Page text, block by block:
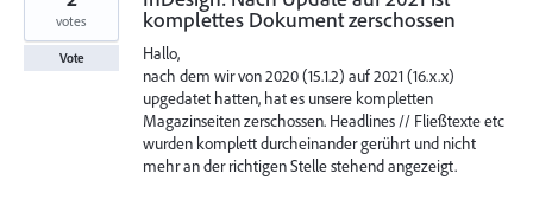
komplettes Dokument zerschossen
Hallo,
nach dem wir von 2020 (15.1.2) auf 2021 (16.x.x)
upgedatet hatten, hat es unsere kompletten
Magazinseiten zerschossen. Headlines // Fließtexte etc
wurden komplett durcheinander gerührt und nicht
mehr an der richtigen Stelle stehend angezeigt.
votes
Vote